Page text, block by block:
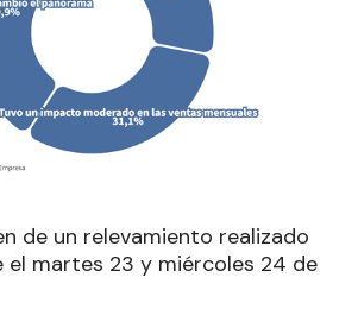
de un relevamiento realizado
el martes 23 y miércoles 24 de